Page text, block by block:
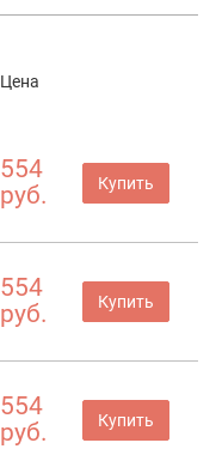
Цена
554
руб.
Купить
554
руб.
Купить
554
руб.
Купить